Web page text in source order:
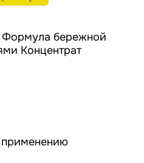
Формула бережной
Концентрат
применению